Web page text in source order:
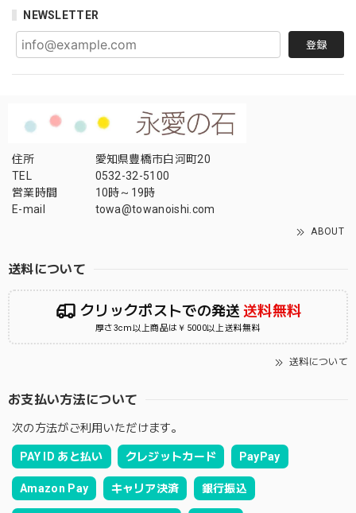
NEWSLETTER
登録
住所
愛知県豊橋市白河町20
TEL
0532-32-5100
営業時間
10時～19時
E-mail
towa@towanoishi.com
ABOUT
送料について
クリックポストでの発送 送料無料
厚さ3cm以上商品は￥5000以上送料無料
送料について
お支払い方法について
次の方法がご利用いただけます。
PAY ID あと払い クレジットカード PayPay
Amazon Pay キャリア決済 銀行振込